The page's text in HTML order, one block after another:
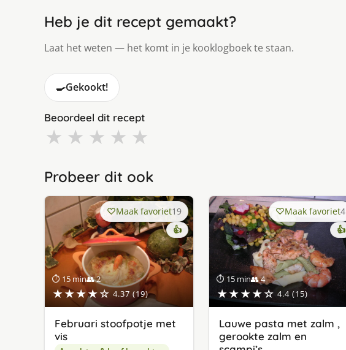
Heb je dit recept gemaakt?
Laat het weten — het komt in je kooklogboek te staan.
🍳Gekookt!
Beoordeel dit recept
★ ★ ★ ★ ★
Probeer dit ook
⏱ 15 min👥 2
★★★★☆ 4.37 (19)
Maak favoriet19
👍
Februari stoofpotje met
vis
⏱ 15 min👥 4
★★★★☆ 4.4 (15)
Maak favoriet4
👍
Lauwe pasta met zalm ,
gerookte zalm en